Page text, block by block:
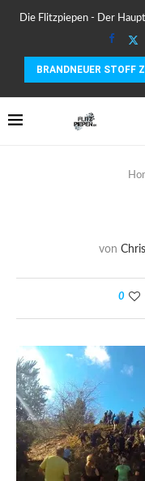
Die Flitzpiepen - Der
BRANDNEUER STOFF
MEIN ERSTER
von Chris
0